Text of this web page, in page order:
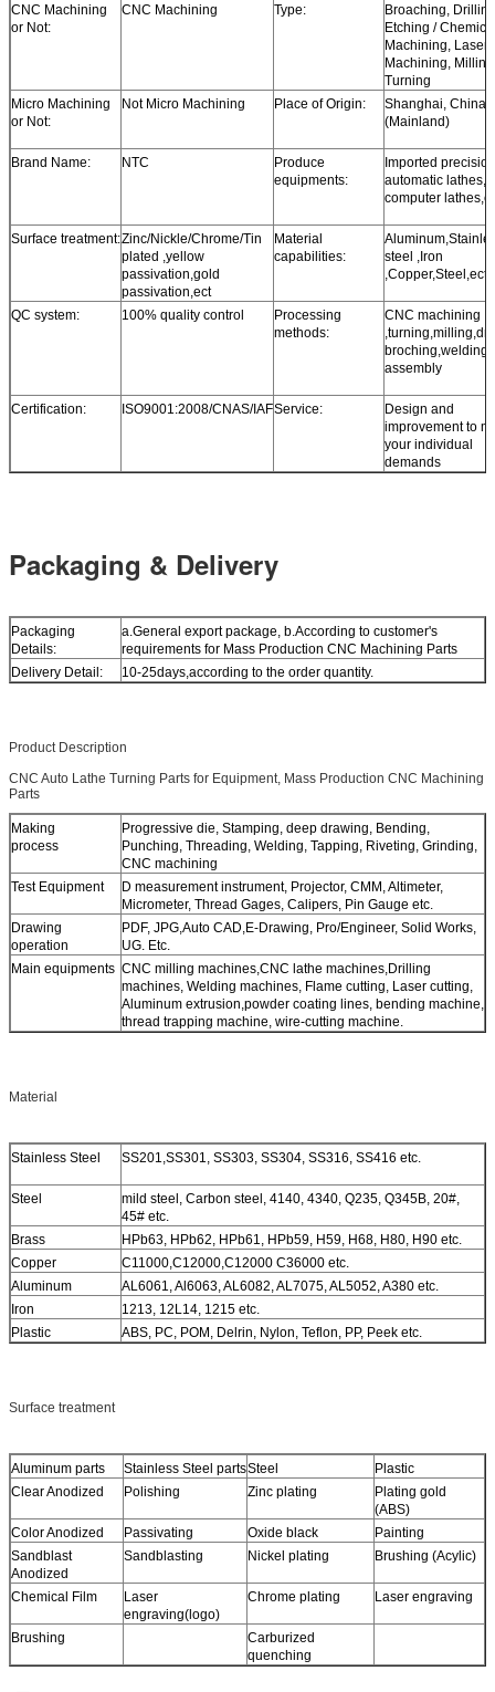
CNC Machining
or Not:
CNC Machining Type:
Broaching,
Etching /
Machining, Laser
Machining,
Turning
Micro Machining
or Not:
Not Micro Machining Place of Origin:
Shanghai, China
(Mainland)
Brand Name: NTC
Produce
equipments:
Imported precision
automatic
computer
Surface treatment:Zinc/Nickle/Chrome/Tin
plated ,yellow
passivation,gold
passivation,ect
Material
capabilities:
steel ,Iron
,Copper,Steel,ect
QC system: 100% quality control
Processing
methods:
CNC machining
broching,welding
assembly
Certification: ISO9001:2008/CNAS/IAFService:
Design and
improvement to
your individual
demands
Packaging & Delivery
Packaging
Details:
a.General export package, b.According to customer's
requirements for Mass Production CNC Machining Parts
Delivery Detail:
10-25days,according to the order quantity.
Product Description
CNC Auto Lathe Turning Parts for Equipment, Mass Production CNC Machining
Parts
Making
process
Progressive die, Stamping, deep drawing, Bending,
Punching, Threading, Welding, Tapping, Riveting, Grinding,
CNC machining
Test Equipment
D measurement instrument, Projector, CMM, Altimeter,
Micrometer, Thread Gages, Calipers, Pin Gauge etc.
Drawing
operation
PDF, JPG,Auto CAD,E-Drawing, Pro/Engineer, Solid Works,
UG. Etc.
Main equipments CNC milling machines,CNC lathe machines,Drilling
machines, Welding machines, Flame cutting, Laser cutting,
Aluminum extrusion,powder coating lines, bending machine,
thread trapping machine, wire-cutting machine.
Material
Stainless Steel SS201,SS301, SS303, SS304, SS316, SS416 etc.
Steel
mild steel, Carbon steel, 4140, 4340, Q235, Q345B, 20#,
45# etc.
Brass
HPb63, HPb62, HPb61, HPb59, H59, H68, H80, H90 etc.
Copper
C11000,C12000,C12000 C36000 etc.
Aluminum
AL6061, Al6063, AL6082, AL7075, AL5052, A380 etc.
Iron
1213, 12L14, 1215 etc.
Plastic
ABS, PC, POM, Delrin, Nylon, Teflon, PP, Peek etc.
Surface treatment
Aluminum parts Stainless Steel partsSteel
Plastic
Clear Anodized
Polishing Zinc plating
Plating gold
(ABS)
Color Anodized
Passivating Oxide black
Painting
Sandblast
Anodized
Sandblasting Nickel plating Brushing (Acylic)
Chemical Film
Laser
engraving(logo)
Chrome plating Laser engraving
Brushing
Carburized
quenching